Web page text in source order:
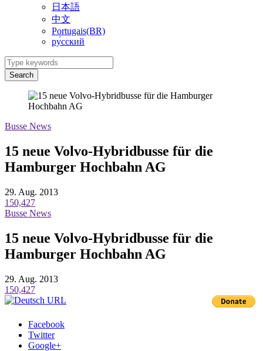
日本語
中文
Portugais(BR)
ру́сский
Search
Busse News
15 neue Volvo-Hybridbusse für die
Hamburger Hochbahn AG
29. Aug. 2013
150,427
Busse News
15 neue Volvo-Hybridbusse für die
Hamburger Hochbahn AG
29. Aug. 2013
150,427
Facebook
Twitter
Google+